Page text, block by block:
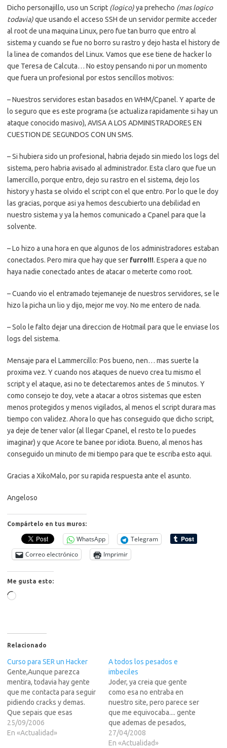
Dicho personajillo, uso un Script (logico)ya prehecho (mas logico
todavia)que usando el acceso SSH de un servidor permite acceder
al root de una maquina Linux, pero fue tan burro que entro al
sistema y cuando se fue no borro su rastro y dejo hasta el history de
la linea de comandos del Linux. Vamos que ese tiene de hacker lo
que Teresa de Calcuta… No estoy pensando ni por un momento
que fuera un profesional por estos sencillos motivos:
– Nuestros servidores estan basados en WHM/Cpanel. Y aparte de
lo seguro que es este programa (se actualiza rapidamente si hay un
ataque conocido masivo), AVISA A LOS ADMINISTRADORES EN
CUESTION DE SEGUNDOS CON UN SMS.
– Si hubiera sido un profesional, habria dejado sin miedo los logs del
sistema, pero habria avisado al administrador. Esta claro que fue un
lamercillo, porque entro, dejo su rastro en el sistema, dejo los
history y hasta se olvido el script con el que entro. Por lo que le doy
las gracias, porque asi ya hemos descubierto una debilidad en
nuestro sistema y ya la hemos comunicado a Cpanel para que la
solvente.
– Lo hizo a una hora en que algunos de los administradores estaban
conectados. Pero mira que hay que ser furro!!!. Espera a que no
haya nadie conectado antes de atacar o meterte como root.
– Cuando vio el entramado tejemaneje de nuestros servidores, se le
hizo la picha un lio y dijo, mejor me voy. No me entero de nada.
– Solo le falto dejar una direccion de Hotmail para que le enviase los
logs del sistema.
Mensaje para el Lammercillo: Pos bueno, nen… mas suerte la
proxima vez. Y cuando nos ataques de nuevo crea tu mismo el
script y el ataque, asi no te detectaremos antes de 5 minutos. Y
como consejo te doy, vete a atacar a otros sistemas que esten
menos protegidos y menos vigilados, al menos el script durara mas
tiempo con validez. Ahora lo que has conseguido que dicho script,
ya deje de tener valor (al llegar Cpanel, el resto te lo puedes
imaginar) y que Acore te banee por idiota. Bueno, al menos has
conseguido un minuto de mi tiempo para que te escriba esto aqui.
Gracias a XikoMalo, por su rapida respuesta ante el asunto.
Angeloso
Compártelo en tus muros:
WhatsApp
Telegram
Correo electrónico
Imprimir
Me gusta esto:
Cargando...
Relacionado
Curso para SER un Hacker
Gente,Aunque parezca
mentira, todavia hay gente
que me contacta para seguir
pidiendo cracks y demas.
Que sepais que esas
preguntas NO SUS LAS VOY
A CONTESTAR... aunque la
25/09/2006
En «Actualidad»
A todos los pesados e
imbeciles
Joder, ya creia que gente
como esa no entraba en
nuestro site, pero parece ser
que me equivocaba.... gente
que ademas de pesados,
imbeciles y lammers, se
deican a incordiarnos (a los
27/04/2008
En «Actualidad»